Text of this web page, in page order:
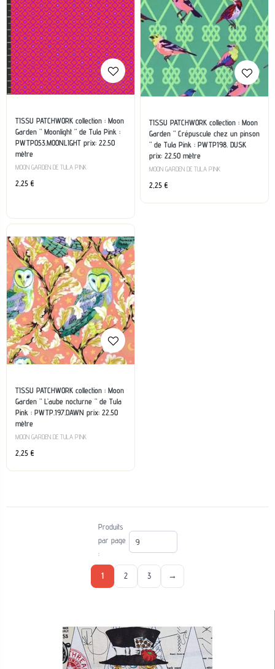
TISSU PATCHWORK collection : Moon
Garden ” Moonlight ” de Tula Pink :
PWTP053.MOONLIGHT prix: 22.50
mètre
MOON GARDEN DE TULA PINK
2,25 €
TISSU PATCHWORK collection : Moon
Garden ” Crépuscule chez un pinson
” de Tula Pink : PWTP198. DUSK
prix: 22.50 mètre
MOON GARDEN DE TULA PINK
2,25 €
TISSU PATCHWORK collection : Moon
Garden ” L’aube nocturne ” de Tula
Pink : PWTP.197.DAWN prix: 22.50
mètre
MOON GARDEN DE TULA PINK
2,25 €
Produits
par page
:
1 2 3 →